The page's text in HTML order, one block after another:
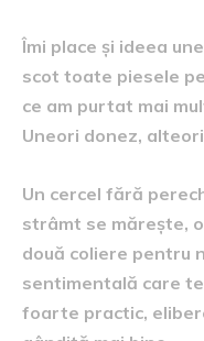
Îmi place și ideea
scot toate piesele
ce am purtat mai
Uneori donez,
Un cercel fără
strâmt se mărește,
două coliere pentru
sentimentală care
foarte practic,